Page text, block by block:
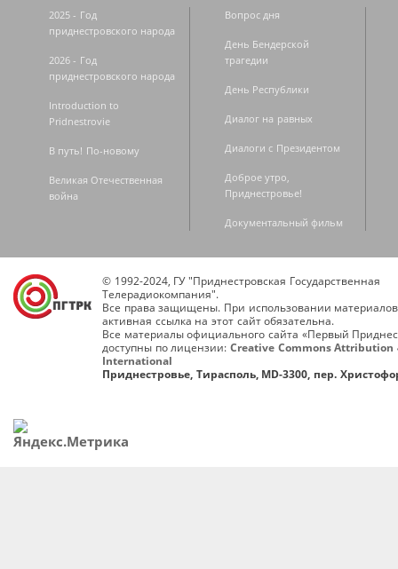
2025 - Год
приднестровского народа
2026 - Год
приднестровского народа
Introduction to
Pridnestrovie
В путь! По-новому
Великая Отечественная
война
Вопрос дня
День Бендерской
трагедии
День Республики
Диалог на равных
Диалоги с Президентом
Доброе утро,
Приднестровье!
Документальный фильм
© 1992-2024, ГУ "Приднестровская Государственная
Телерадиокомпания".
Все права защищены. При использовании
активная ссылка на этот сайт обязательна.
Все материалы официального сайта «Первый
доступны по лицензии: Creative Commons Attribution
International
Приднестровье, Тирасполь, MD-3300, пер.